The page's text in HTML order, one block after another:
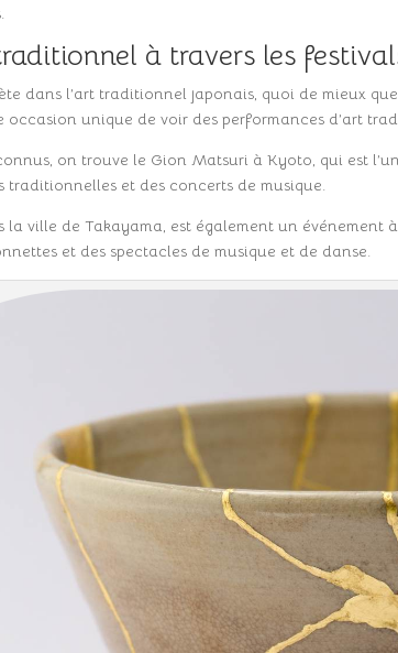
à travers les
dans l’art traditionnel japonais, quoi de mieux
occasion unique de voir des performances d’art
on trouve le Gion Matsuri à Kyoto, qui est
traditionnelles et des concerts de musique.
la ville de Takayama, est également un événement
et des spectacles de musique et de danse.